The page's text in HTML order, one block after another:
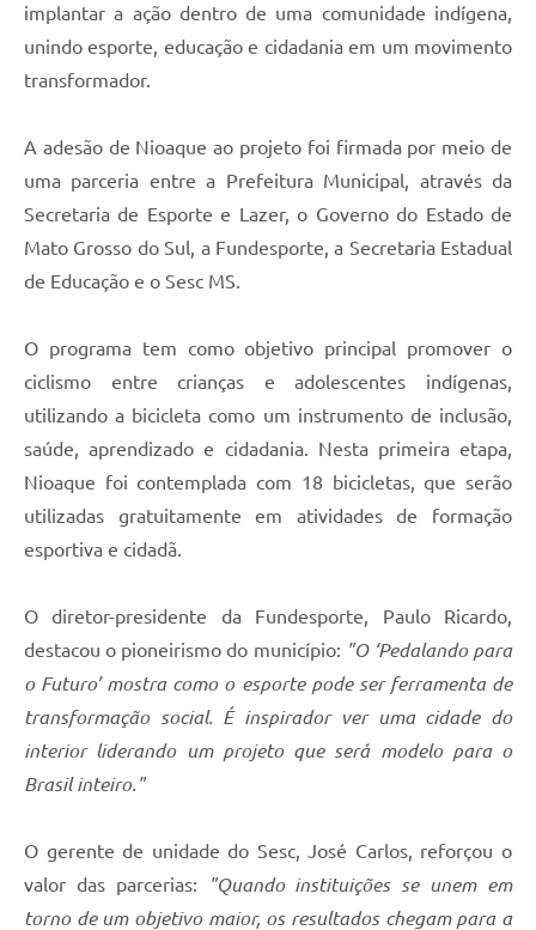
implantar a ação dentro de uma comunidade indígena,
unindo esporte, educação e cidadania em um movimento
transformador.
A adesão de Nioaque ao projeto foi firmada por meio de
uma parceria entre a Prefeitura Municipal, através da
Secretaria de Esporte e Lazer, o Governo do Estado de
Mato Grosso do Sul, a Fundesporte, a Secretaria Estadual
de Educação e o Sesc MS.
O programa tem como objetivo principal promover o
ciclismo entre crianças e adolescentes indígenas,
utilizando a bicicleta como um instrumento de inclusão,
saúde, aprendizado e cidadania. Nesta primeira etapa,
Nioaque foi contemplada com 18 bicicletas, que serão
utilizadas gratuitamente em atividades de formação
esportiva e cidadã.
O diretor-presidente da Fundesporte, Paulo Ricardo,
destacou o pioneirismo do município: "O ‘Pedalando para
o Futuro’ mostra como o esporte pode ser ferramenta de
transformação social. É inspirador ver uma cidade do
interior liderando um projeto que será modelo para o
Brasil inteiro."
O gerente de unidade do Sesc, José Carlos, reforçou o
valor das parcerias: "Quando instituições se unem em
torno de um objetivo maior, os resultados chegam para a